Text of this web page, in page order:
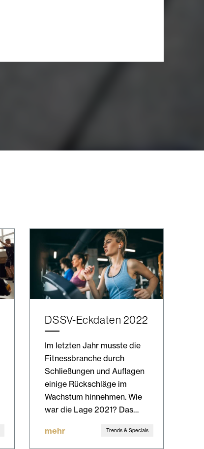
DSSV-Eckdaten 2022
Im letzten Jahr musste die
Fitnessbranche durch
Schließungen und Auflagen
einige Rückschläge im
Wachstum hinnehmen. Wie
war die Lage 2021? Das…
mehr Trends & Specials